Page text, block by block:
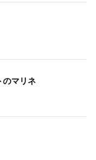
のマリネ